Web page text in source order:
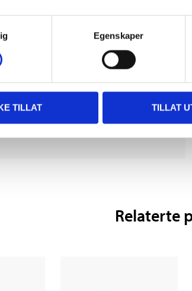
Egenskaper
TILLAT TILLAT
Relaterte